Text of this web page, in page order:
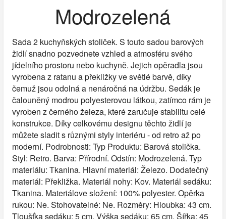
Modrozelená
Sada 2 kuchyňských stoliček. S touto sadou barových
židlí snadno pozvednete vzhled a atmosféru svého
jídelního prostoru nebo kuchyně. Jejich opěradla jsou
vyrobena z ratanu a překližky ve světlé barvě, díky
čemuž jsou odolná a nenáročná na údržbu. Sedák je
čalouněný modrou polyesterovou látkou, zatímco rám je
vyroben z černého železa, které zaručuje stabilitu celé
konstrukce. Díky celkovému designu těchto židlí je
můžete sladit s různými styly interiéru - od retro až po
moderní. Podrobnosti: Typ Produktu: Barová stolička.
Styl: Retro. Barva: Přírodní. Odstín: Modrozelená. Typ
materiálu: Tkanina. Hlavní materiál: Železo. Dodatečný
materiál: Překližka. Materiál nohy: Kov. Materiál sedáku:
Tkanina. Materiálove složení: 100% polyester. Opěrka
rukou: Ne. Stohovatelné: Ne. Rozměry: Hloubka: 43 cm.
Tloušťka sedáku: 5 cm. Výška sedáku: 65 cm. Šířka: 45